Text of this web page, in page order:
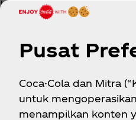
HADIAH PEMENANG
1. Tiket masuk acara
2. Kesempatan
setiap pemenang
Pusat
Coca-Cola dan Mitra
untuk
menampilkan konten